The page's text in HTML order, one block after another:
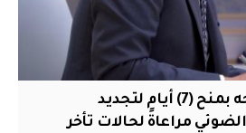
وزير الاتصالات يوجه بمنح (7) أيام لتجديد
مراعاةً لحالات تأخر